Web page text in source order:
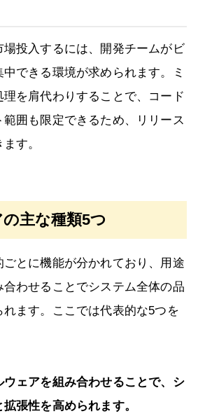
投入するには、開発チームがビ
できる環境が求められます。ミ
理を肩代わりすることで、コード
囲も限定できるため、リリース
す。
主な種類5つ
ごとに機能が分かれており、用途
わせることでシステム全体の品
ます。ここでは代表的な5つを
ェアを組み合わせることで、シ
張性を高められます。